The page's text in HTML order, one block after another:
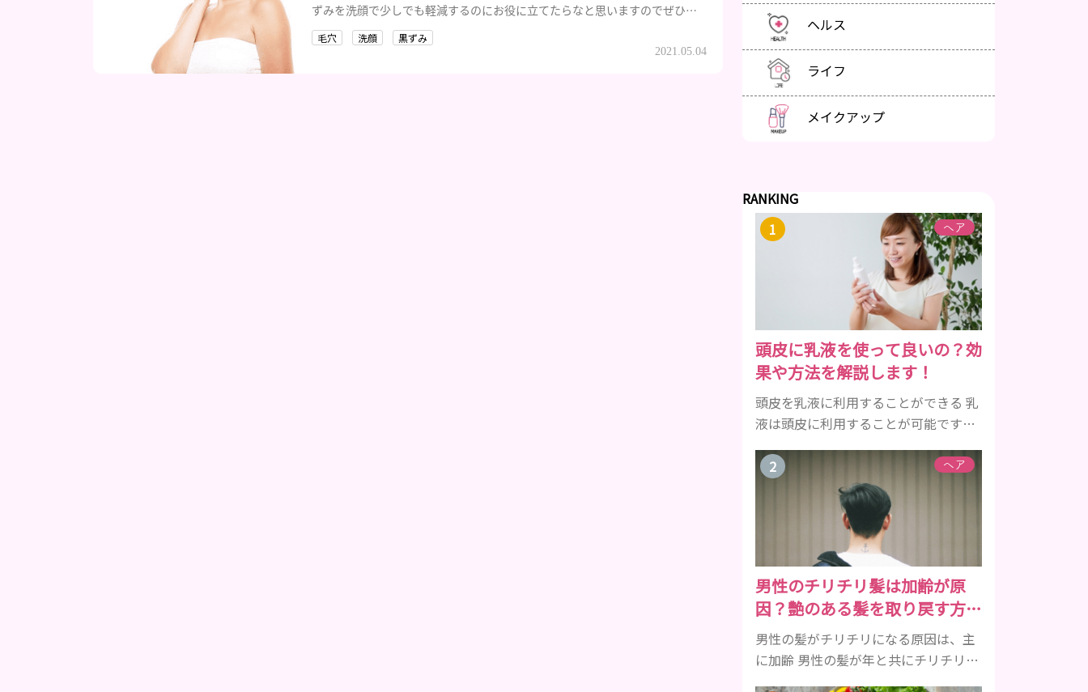
ずみを洗顔で少しでも軽減するのにお役に立てたらなと思いますのでぜひご
覧くだい
毛穴 洗顔 黒ずみ
2021.05.04
ヘルス
ライフ
メイクアップ
RANKING
ヘア
頭皮に乳液を使って良いの？効
果や方法を解説します！
頭皮を乳液に利用することができる 乳
液は頭皮に利用することが可能です。
う。 乳液とは水分と油分がバランスよ
く含まれた化粧品 乳液とは水分と油分
がバランスよく配合されている化粧品
のことです。 化粧水はその成分のほと
んどが水分ですが、乳液には油分が含
まれている点が違いといえます。 ま
た、乳液との違いが曖昧なものとして
ローションがあり、ローションにも油
分が豊富に含まれて...
ヘア
男性のチリチリ髪は加齢が原
因？艶のある髪を取り戻す方法
をご紹介
男性の髪がチリチリになる原因は、主
に加齢 男性の髪が年と共にチリチリに